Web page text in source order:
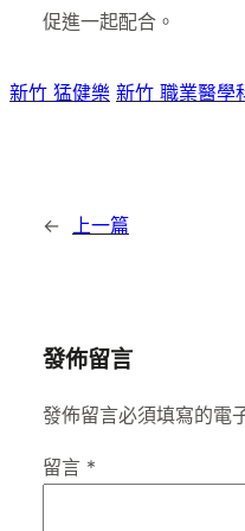
促進一起配合。
新竹 猛健樂 新竹 職業醫學
← 上一篇
發佈留言
發佈留言必須填寫的電
留言 *